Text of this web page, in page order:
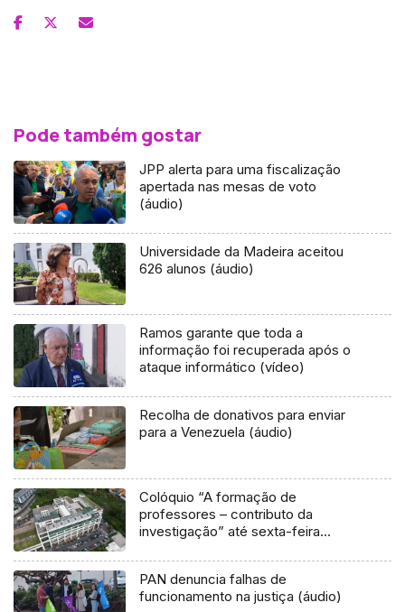
Pode também gostar
JPP alerta para uma fiscalização
apertada nas mesas de voto
(áudio)
Universidade da Madeira aceitou
626 alunos (áudio)
Ramos garante que toda a
informação foi recuperada após o
ataque informático (vídeo)
Recolha de donativos para enviar
para a Venezuela (áudio)
Colóquio “A formação de
professores – contributo da
investigação” até sexta-feira
PAN denuncia falhas de
funcionamento na justiça (áudio)